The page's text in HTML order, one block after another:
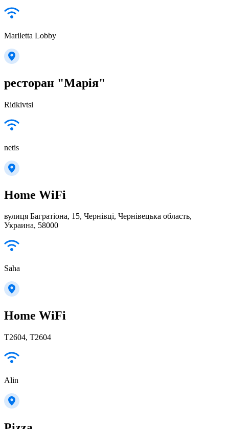
Mariletta Lobby
ресторан "Марія"
Ridkivtsi
netis
Home WiFi
вулиця Багратіона, 15, Чернівці, Чернівецька область,
Украина, 58000
Saha
Home WiFi
T2604, T2604
Alin